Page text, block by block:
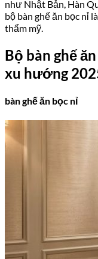
như Nhật Bản, Hàn
bộ bàn ghế ăn bọc nỉ
thẩm mỹ.
Bộ bàn ghế
xu hướng
bàn ghế ăn bọc nỉ